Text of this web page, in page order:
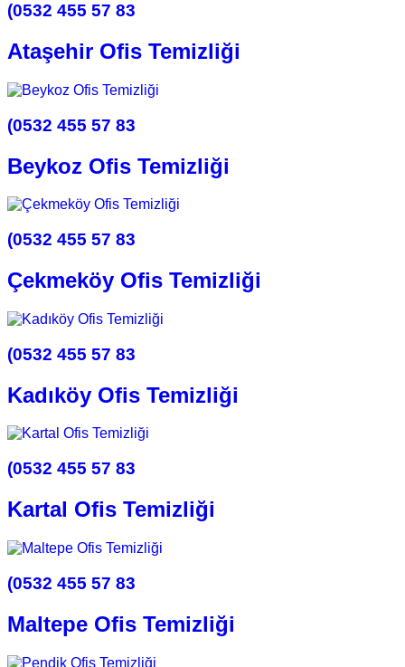
(0532 455 57 83
Ataşehir Ofis Temizliği
(0532 455 57 83
Beykoz Ofis Temizliği
(0532 455 57 83
Çekmeköy Ofis Temizliği
(0532 455 57 83
Kadıköy Ofis Temizliği
(0532 455 57 83
Kartal Ofis Temizliği
(0532 455 57 83
Maltepe Ofis Temizliği